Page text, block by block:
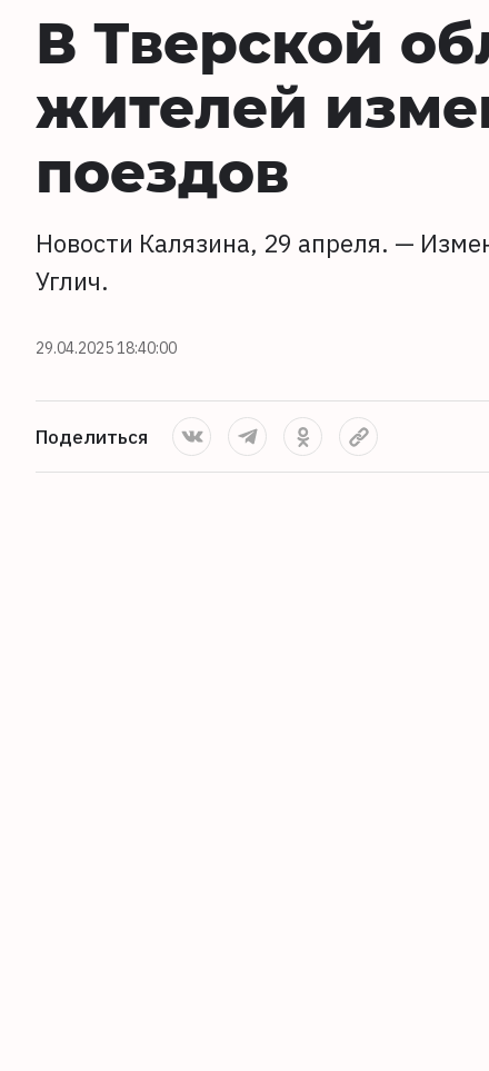
В Тверской
жителей
поездов
Новости Калязина, 29 апреля. —
Углич.
29.04.2025 18:40:00
Поделиться